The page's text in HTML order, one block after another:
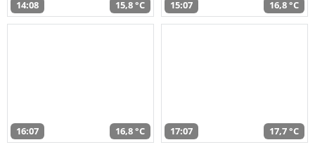
14:08 15,8 °C 15:07 16,8 °C
16:07 16,8 °C 17:07 17,7 °C